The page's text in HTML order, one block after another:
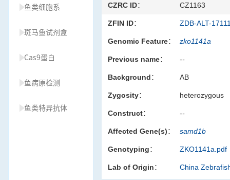
鱼类细胞系
斑马鱼试剂盒
Cas9蛋白
鱼病原检测
鱼类特异抗体
CZRC ID： CZ1163
ZFIN ID： ZDB-ALT-
Genomic Feature： zko1141a
Previous name： --
Background： AB
Zygosity： heterozygous
Construct： --
Affected Gene(s)： samd1b
Genotyping： ZKO1141a.pdf
Lab of Origin： China